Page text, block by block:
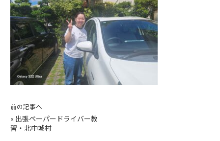
前の記事へ
« 出張ペーパードライバー教
習・北中城村